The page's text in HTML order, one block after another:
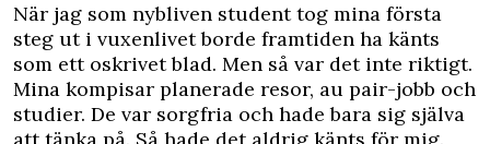
När jag som nybliven student tog mina första
steg ut i vuxenlivet borde framtiden ha känts
som ett oskrivet blad. Men så var det inte riktigt.
Mina kompisar planerade resor, au pair-jobb och
studier. De var sorgfria och hade bara sig själva